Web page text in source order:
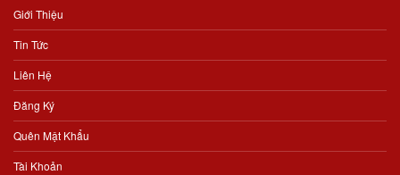
Giới Thiệu
Tin Tức
Liên Hệ
Đăng Ký
Quên Mật Khẩu
Tài Khoản